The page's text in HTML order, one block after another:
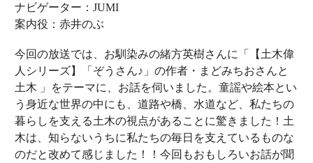
ナビゲーター：JUMI
案内役：赤井のぶ
今回の放送では、お馴染みの緒方英樹さんに「【土木偉
人シリーズ】「ぞうさん♪」の作者・まどみちおさんと
土木 」をテーマに、お話を伺いました。童謡や絵本とい
う身近な世界の中にも、道路や橋、水道など、私たちの
暮らしを支える土木の視点があることに驚きました！土
木は、知らないうちに私たちの毎日を支えているものな
のだと改めて感じました！！今回もおもしろいお話が聞